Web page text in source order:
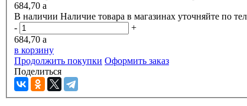
684,70 a
В наличии Наличие товара в магазинах уточняйте по
-
+
684,70 a
в корзину
Продолжить покупки Оформить заказ
Поделиться